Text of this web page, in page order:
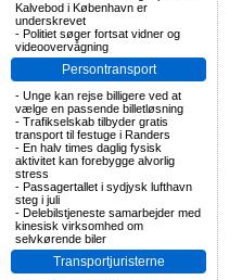
Kalvebod i København er
underskrevet
- Politiet søger fortsat vidner og
videoovervågning
Persontransport
- Unge kan rejse billigere ved at
vælge en passende billetløsning
- Trafikselskab tilbyder gratis
transport til festuge i Randers
- En halv times daglig fysisk
aktivitet kan forebygge alvorlig
stress
- Passagertallet i sydjysk lufthavn
steg i juli
- Delebilstjeneste samarbejder med
kinesisk virksomhed om
selvkørende biler
Transportjuristerne